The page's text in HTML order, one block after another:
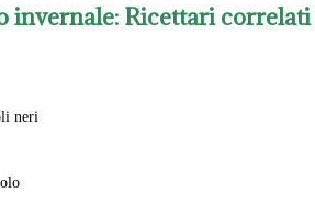
invernale: Ricettari correlati
neri